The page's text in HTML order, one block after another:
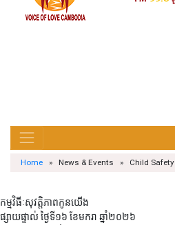
Home » News & Events » Child Safety
កម្មវិធីៈសុវត្តិភាពកូនយើង
ផ្សាយផ្ទាល់ ថ្ងៃទី១៦ ខែមករា ឆ្នាំ២០២៦